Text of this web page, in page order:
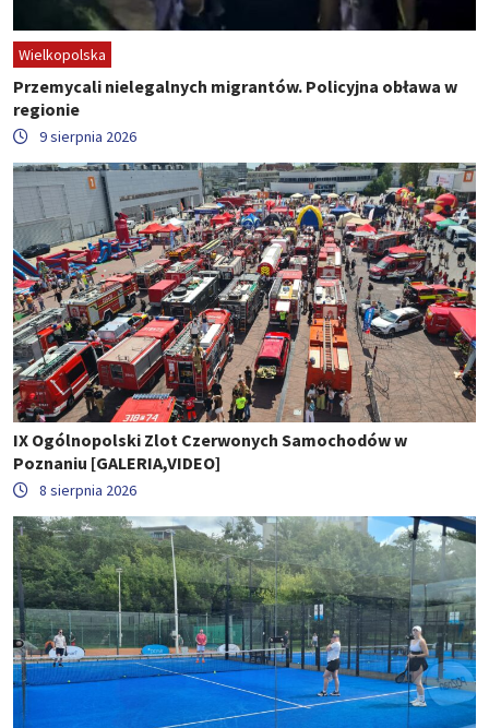
Wielkopolska
Przemycali nielegalnych migrantów. Policyjna obława w
regionie
9 sierpnia 2026
IX Ogólnopolski Zlot Czerwonych Samochodów w
Poznaniu [GALERIA,VIDEO]
8 sierpnia 2026